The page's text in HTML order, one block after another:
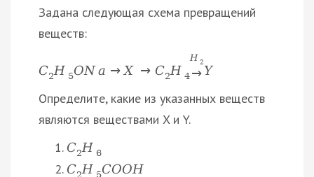
Задана следующая схема превращений
веществ:
C2H 5ONa → X → C2H 4
H 2
→ Y
Определите, какие из указанных веществ
являются веществами X и Y.
C2H 6
C2H 5COOH